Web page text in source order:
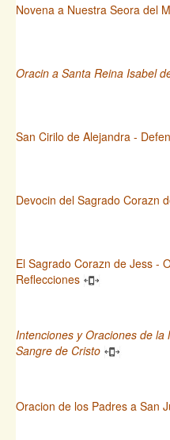
Novena a Nuestra Seora del
Oracin a Santa Reina Isabel
San Cirilo de Alejandra -
Devocin del Sagrado Corazn
El Sagrado Corazn de Jess -
Reflecciones
Intenciones y Oraciones de
Sangre de Cristo
Oracion de los Padres a San